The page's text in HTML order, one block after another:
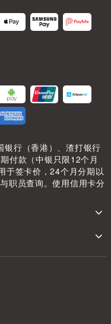
银行（香港）、渣打银行
付款（中银只限12个月
于签卡价，24个月分期以
职员查询。使用信用卡分